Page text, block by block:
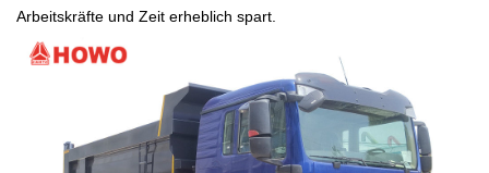
Arbeitskräfte und Zeit erheblich spart.